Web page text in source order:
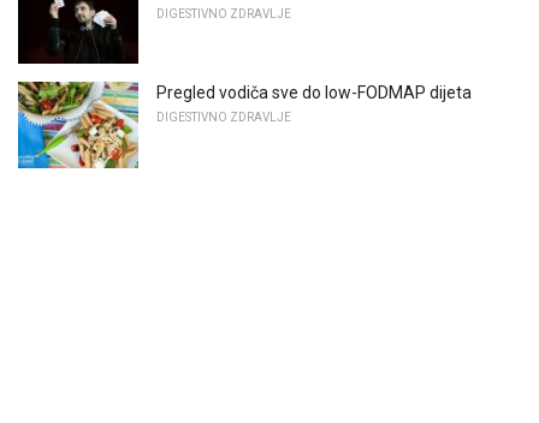
DIGESTIVNO ZDRAVLJE
Pregled vodiča sve do low-FODMAP dijeta
DIGESTIVNO ZDRAVLJE